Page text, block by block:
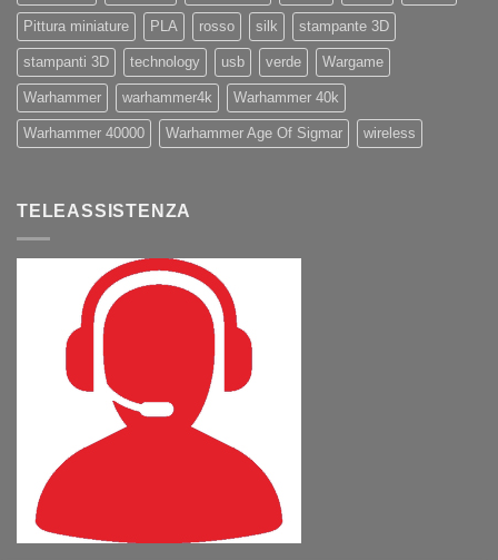
Pittura miniature PLA rosso silk stampante 3D
stampanti 3D technology usb verde Wargame
Warhammer warhammer4k Warhammer 40k
Warhammer 40000 Warhammer Age Of Sigmar wireless
TELEASSISTENZA